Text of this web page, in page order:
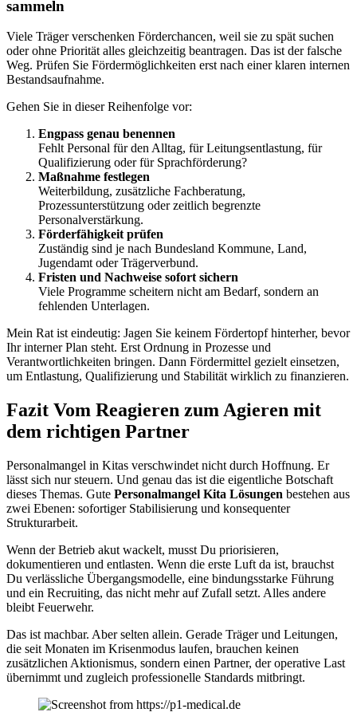
sammeln
Viele Träger verschenken Förderchancen, weil sie zu spät suchen
oder ohne Priorität alles gleichzeitig beantragen. Das ist der falsche
Weg. Prüfen Sie Fördermöglichkeiten erst nach einer klaren internen
Bestandsaufnahme.
Gehen Sie in dieser Reihenfolge vor:
Engpass genau benennen
Fehlt Personal für den Alltag, für Leitungsentlastung, für
Qualifizierung oder für Sprachförderung?
Maßnahme festlegen
Weiterbildung, zusätzliche Fachberatung,
Prozessunterstützung oder zeitlich begrenzte
Personalverstärkung.
Förderfähigkeit prüfen
Zuständig sind je nach Bundesland Kommune, Land,
Jugendamt oder Trägerverbund.
Fristen und Nachweise sofort sichern
Viele Programme scheitern nicht am Bedarf, sondern an
fehlenden Unterlagen.
Mein Rat ist eindeutig: Jagen Sie keinem Fördertopf hinterher, bevor
Ihr interner Plan steht. Erst Ordnung in Prozesse und
Verantwortlichkeiten bringen. Dann Fördermittel gezielt einsetzen,
um Entlastung, Qualifizierung und Stabilität wirklich zu finanzieren.
Fazit Vom Reagieren zum Agieren mit
dem richtigen Partner
Personalmangel in Kitas verschwindet nicht durch Hoffnung. Er
lässt sich nur steuern. Und genau das ist die eigentliche Botschaft
dieses Themas. Gute Personalmangel Kita Lösungen bestehen aus
zwei Ebenen: sofortiger Stabilisierung und konsequenter
Strukturarbeit.
Wenn der Betrieb akut wackelt, musst Du priorisieren,
dokumentieren und entlasten. Wenn die erste Luft da ist, brauchst
Du verlässliche Übergangsmodelle, eine bindungsstarke Führung
und ein Recruiting, das nicht mehr auf Zufall setzt. Alles andere
bleibt Feuerwehr.
Das ist machbar. Aber selten allein. Gerade Träger und Leitungen,
die seit Monaten im Krisenmodus laufen, brauchen keinen
zusätzlichen Aktionismus, sondern einen Partner, der operative Last
übernimmt und zugleich professionelle Standards mitbringt.